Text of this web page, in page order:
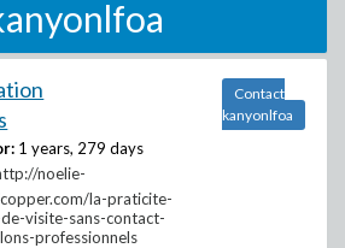
1 years, 279 days
noelie-
la-praticite-
visite-sans-contact-
professionnels
Contact
kanyonlfoa